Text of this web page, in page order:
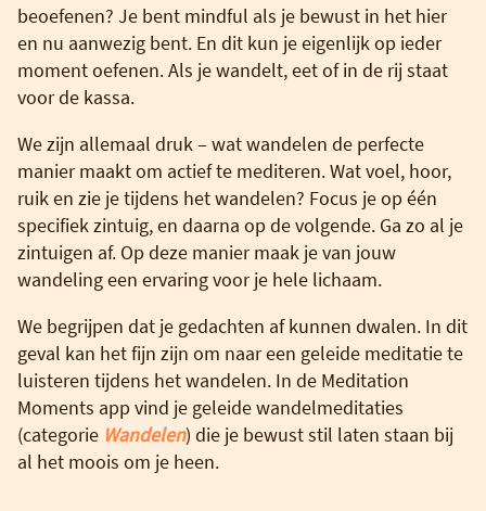
beoefenen? Je bent mindful als je bewust in het hier
en nu aanwezig bent. En dit kun je eigenlijk op ieder
moment oefenen. Als je wandelt, eet of in de rij staat
voor de kassa.
We zijn allemaal druk – wat wandelen de perfecte
manier maakt om actief te mediteren. Wat voel, hoor,
ruik en zie je tijdens het wandelen? Focus je op één
specifiek zintuig, en daarna op de volgende. Ga zo al je
zintuigen af. Op deze manier maak je van jouw
wandeling een ervaring voor je hele lichaam.
We begrijpen dat je gedachten af kunnen dwalen. In dit
geval kan het fijn zijn om naar een geleide meditatie te
luisteren tijdens het wandelen. In de Meditation
Moments app vind je geleide wandelmeditaties
(categorie Wandelen) die je bewust stil laten staan bij
al het moois om je heen.